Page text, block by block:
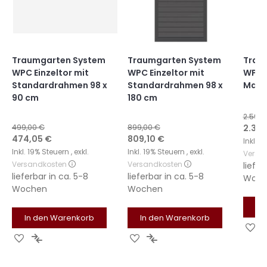
Traumgarten System
WPC Einzeltor mit
Standardrahmen 98 x
90 cm
499,00 €
Sonderangebot
474,05 €
Inkl. 19% Steuern , exkl.
Versandkosten
lieferbar in ca. 5-8
Wochen
In den Warenkorb
Zur Zur
Traumgarten System
WPC Einzeltor mit
Standardrahmen 98 x
180 cm
899,00 €
Sonderangebot
809,10 €
Inkl. 19% Steuern , exkl.
Versandkosten
lieferbar in ca. 5-8
Wochen
In den Warenkorb
Zur Zur
Maß
Inkl.